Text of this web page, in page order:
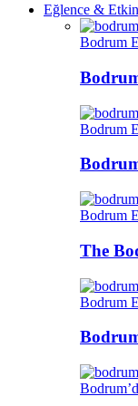
Eğlence &
Bodrum
Bodrum
Bodrum
The
Bodrum